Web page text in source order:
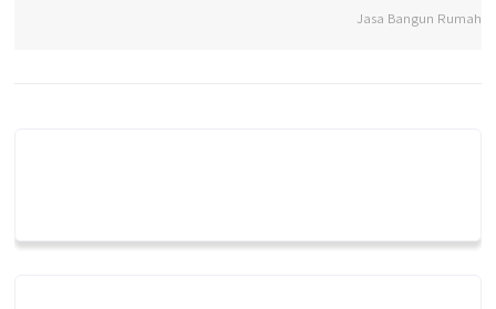
Jasa Bangun Rumah